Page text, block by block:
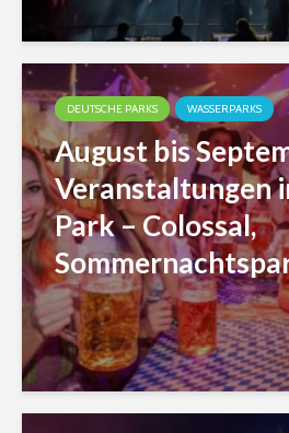
DEUTSCHE PARKS WASSERPARKS
August bis
Veranstaltungen
Park – Colossal,